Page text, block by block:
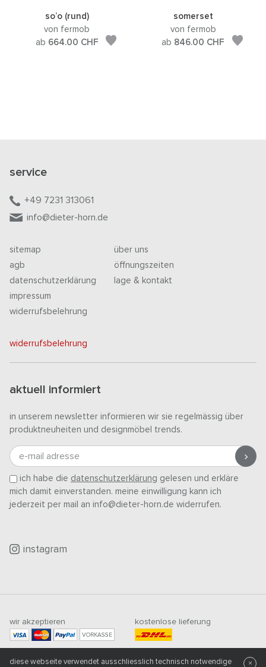
so’o (rund)
von fermob
ab 664.00 CHF
somerset
von fermob
ab 846.00 CHF
service
+49 7231 313061
info@dieter-horn.de
sitemap
agb
datenschutzerklärung
impressum
widerrufsbelehrung
über uns
öffnungszeiten
lage & kontakt
widerrufsbelehrung
aktuell informiert
in unserem newsletter informieren wir sie regelmässig über
produktneuheiten und designmöbel trends.
e-mail adresse
ich habe die datenschutzerklärung gelesen und erkläre
mich damit einverstanden. meine einwilligung kann ich
jederzeit per mail an info@dieter-horn.de widerrufen.
instagram
wir akzeptieren
VORKASSE
kostenlose lieferung
mindestbestellwert
500CHF
diese webseite verwendet ausschliesslich technisch notwendige ×